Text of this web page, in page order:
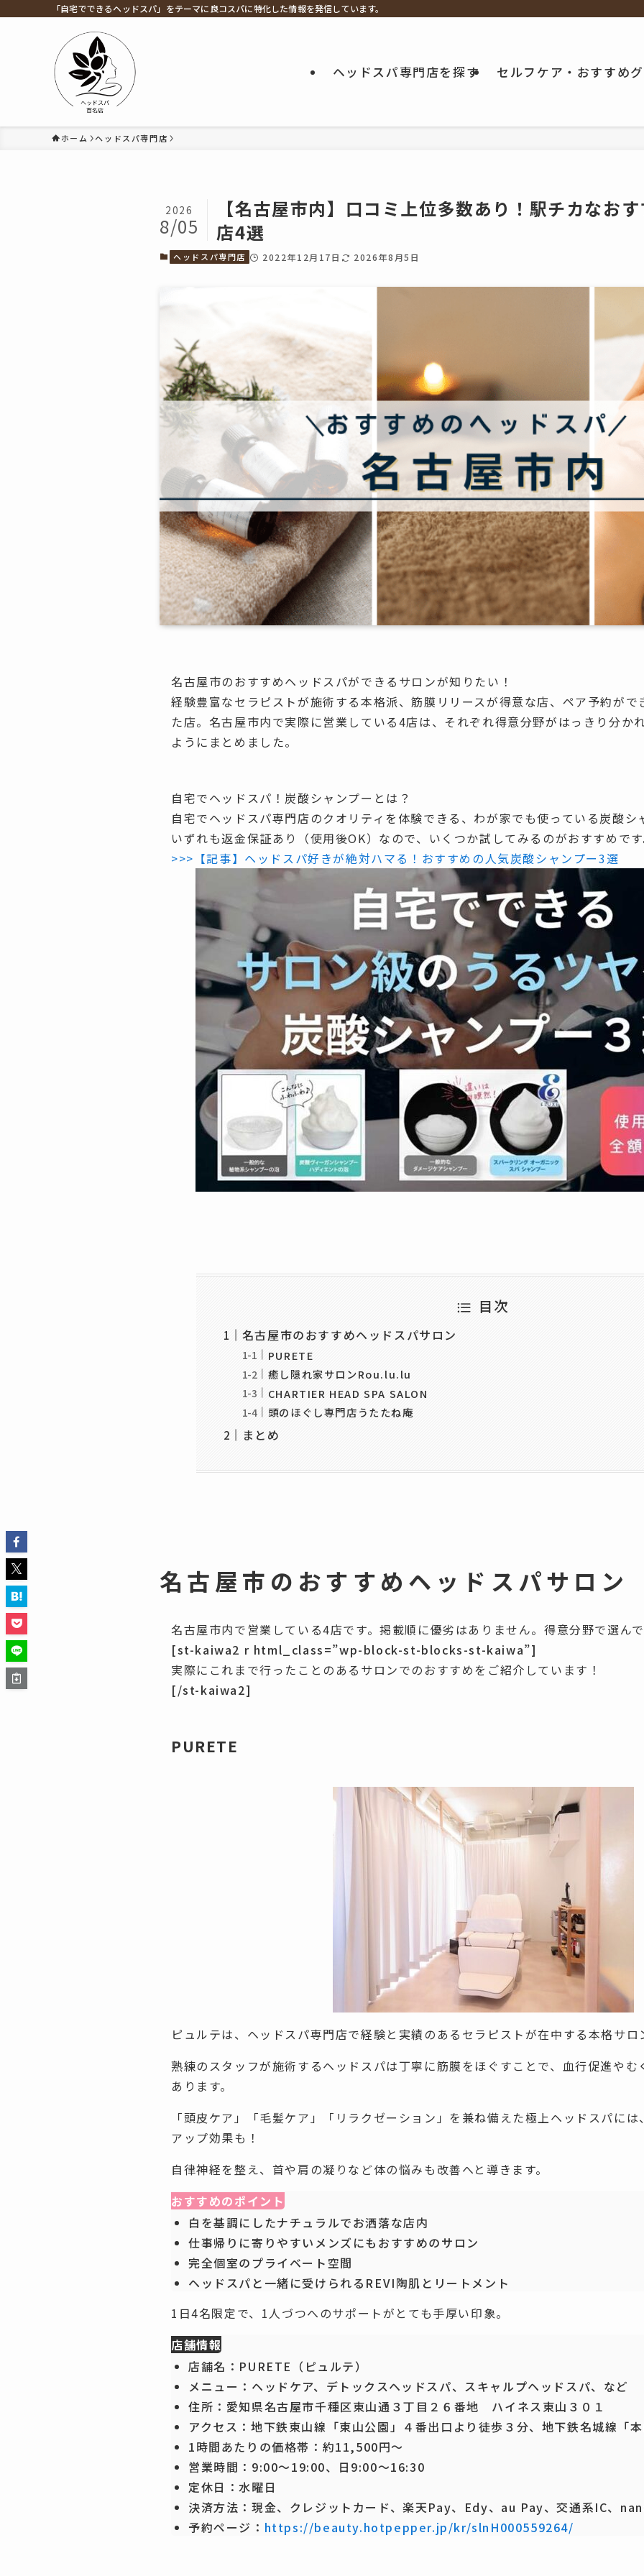
「自宅でできるヘッドスパ」をテーマに良コスパに特化した情報を発信しています。
ヘッドスパ専門店を探す セルフケア・おすすめ
ホーム ヘッドスパ専門店
【名古屋市内】口コミ上位多数あり！駅チカなお
店4選
2026
8/05
ヘッドスパ専門店 2022年12月17日 2026年8月5日
名古屋市のおすすめヘッドスパができるサロンが知りたい！
経験豊富なセラピストが施術する本格派、筋膜リリースが得意な店、ペア予約がで
た店。名古屋市内で実際に営業している4店は、それぞれ得意分野がはっきり分か
ようにまとめました。
自宅でヘッドスパ！炭酸シャンプーとは？
自宅でヘッドスパ専門店のクオリティを体験できる、わが家でも使っている炭酸シ
いずれも返金保証あり（使用後OK） なので、いくつか試してみるのがおすすめです
>>>【記事】ヘッドスパ好きが絶対ハマる！おすすめの人気炭酸シャンプー3選
目次
名古屋市のおすすめヘッドスパサロン
PURETE
癒し隠れ家サロンRou.lu.lu
CHARTIER HEAD SPA SALON
頭のほぐし専門店うたたね庵
まとめ
名古屋市のおすすめヘッドスパサロン
名古屋市内で営業している4店です。掲載順に優劣はありません。得意分野で選んで
[st-kaiwa2 r html_class=”wp-block-st-blocks-st-kaiwa”]
実際にこれまで行ったことのあるサロンでのおすすめをご紹介しています！
[/st-kaiwa2]
PURETE
ピュルテは、ヘッドスパ専門店で経験と実績のあるセラピストが在中する本格サロ
熟練のスタッフが施術するヘッドスパは丁寧に筋膜をほぐすことで、血行促進や
あります。
「頭皮ケア」「毛髪ケア」「リラクゼーション」を兼ね備えた極上ヘッドスパに
アップ効果も！
自律神経を整え、首や肩の凝りなど体の悩みも改善へと導きます。
おすすめのポイント
白を基調にしたナチュラルでお洒落な店内
仕事帰りに寄りやすいメンズにもおすすめのサロン
完全個室のプライベート空間
ヘッドスパと一緒に受けられるREVI陶肌とリートメント
1日4名限定で、1人づつへのサポートがとても手厚い印象。
店舗情報
店舗名：PURETE（ピュルテ）
メニュー：ヘッドケア、デトックスヘッドスパ、スキャルプヘッドスパ、など
住所：愛知県名古屋市千種区東山通３丁目２６番地 ハイネス東山３０１
アクセス：地下鉄東山線「東山公園」４番出口より徒歩３分、地下鉄名城線「
1時間あたりの価格帯：約11,500円〜
営業時間：9:00～19:00、日9:00～16:30
定休日：水曜日
決済方法：現金、クレジットカード、楽天Pay、Edy、au Pay、交通系IC、
予約ページ： https://beauty.hotpepper.jp/kr/slnH000559264/